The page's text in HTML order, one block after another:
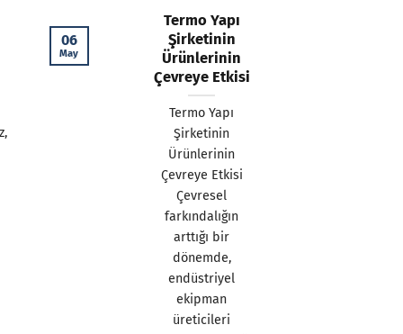
Termo Yapı
Şirketinin
Ürünlerinin
Çevreye Etkisi
Termo Yapı
Şirketinin
Ürünlerinin
Çevreye Etkisi
Çevresel
farkındalığın
arttığı bir
dönemde,
endüstriyel
ekipman
üreticileri
06
May